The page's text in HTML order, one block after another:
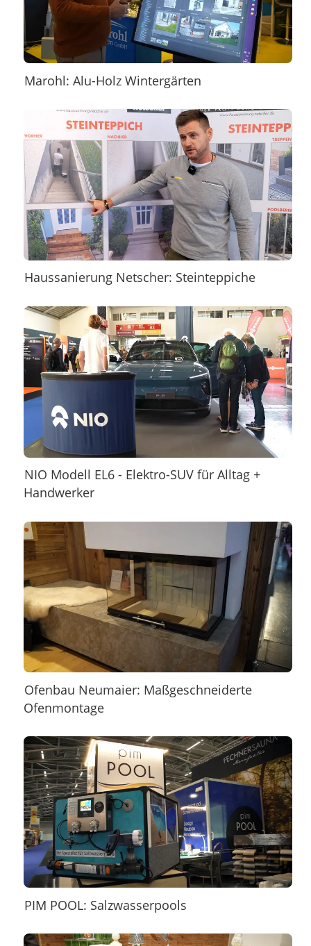
Marohl: Alu-Holz Wintergärten
Haussanierung Netscher: Steinteppiche
NIO Modell EL6 - Elektro-SUV für Alltag +
Handwerker
Ofenbau Neumaier: Maßgeschneiderte
Ofenmontage
PIM POOL: Salzwasserpools